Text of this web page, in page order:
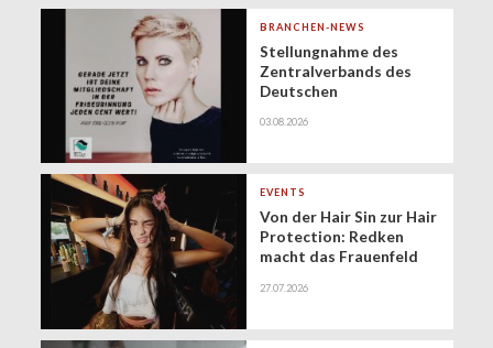
BRANCHEN-NEWS
Stellungnahme des
Zentralverbands des
Deutschen
Zukunft der
(Minijobs)
03.08.2026
EVENTS
Von der Hair Sin zur Hair
Protection: Redken
macht das Frauenfeld
gesundes Haar
27.07.2026